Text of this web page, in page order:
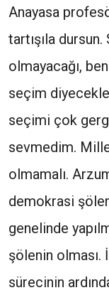
Anayasa
tartışıla
olmayacağı,
seçim
seçimi çok
sevmedim.
olmamalı.
demokrasi
genelinde
şölenin olması.
sürecinin